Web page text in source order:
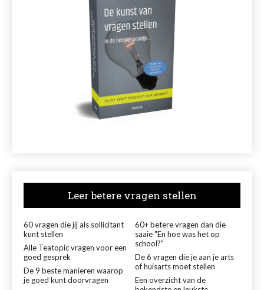
Leer betere vragen stellen
60 vragen die jij als sollicitant
kunt stellen
60+ betere vragen dan die
saaie "En hoe was het op
school?"
Alle Teatopic vragen voor een
goed gesprek
De 6 vragen die je aan je arts
of huisarts moet stellen
De 9 beste manieren waarop
je goed kunt doorvragen
Een overzicht van de